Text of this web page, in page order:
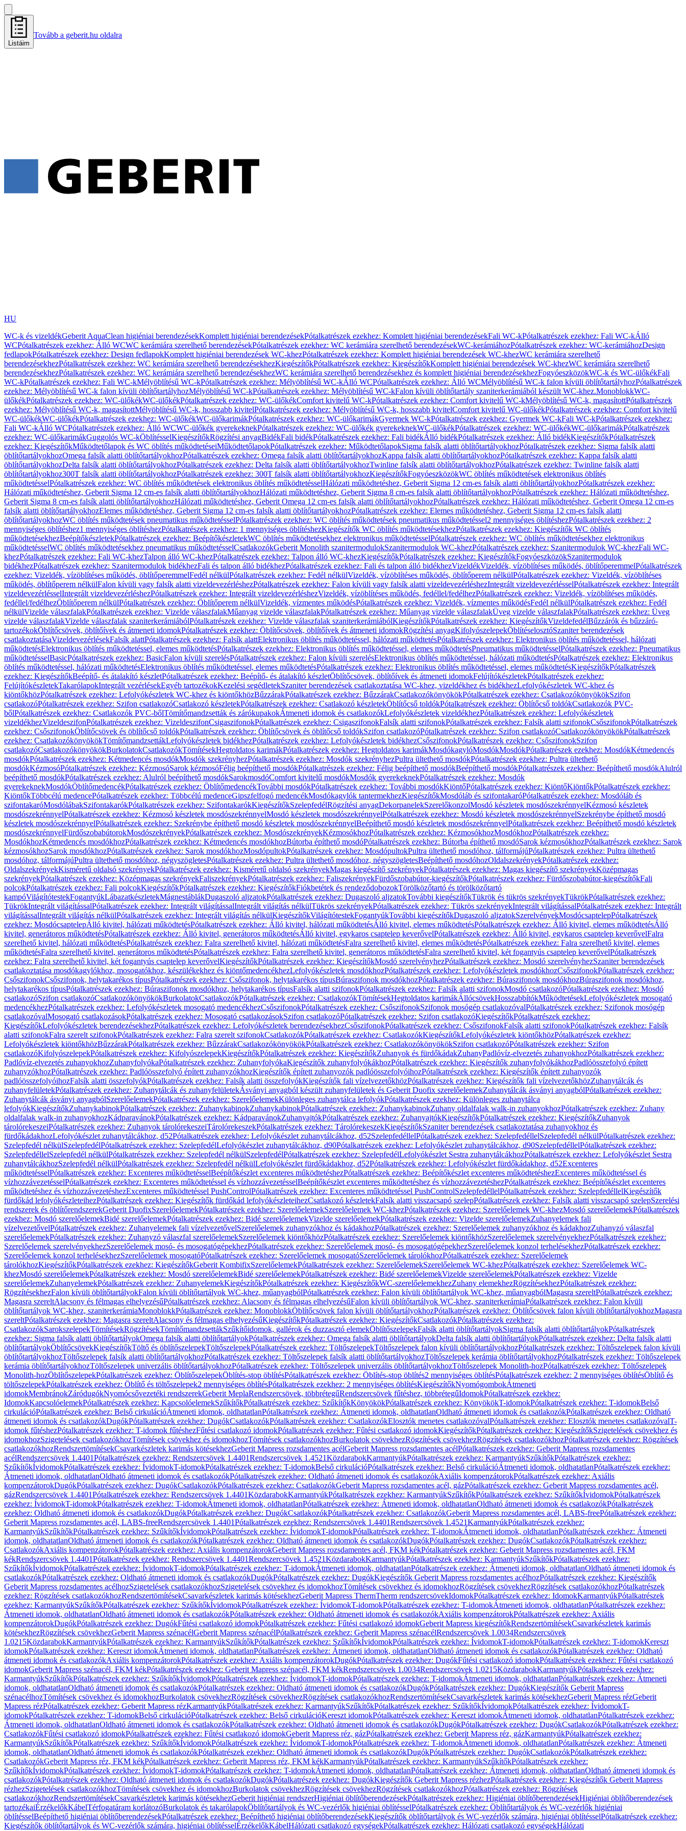
Listáim
Tovább a geberit.hu oldalra
HU
WC-k és vizeldékGeberit AquaClean higiéniai berendezésekKomplett higiéniai berendezésekPótalkatrészek ezekhez: Komplett higiéniai berendezésekFali WC-kPótalkatrészek ezekhez: Fali WC-kÁlló
WCPótalkatrészek ezekhez: Álló WCWC kerámiára szerelhető berendezésekPótalkatrészek ezekhez: WC kerámiára szerelhető berendezésekWC-kerámiáhozPótalkatrészek ezekhez: WC-kerámiáhozDesign
fedlapokPótalkatrészek ezekhez: Design fedlapokKomplett higiéniai berendezések WC-khezPótalkatrészek ezekhez: Komplett higiéniai berendezések WC-khezWC kerámiára szerelhető
berendezésekhezPótalkatrészek ezekhez: WC kerámiára szerelhető berendezésekhezKiegészítőkPótalkatrészek ezekhez: KiegészítőkKomplett higiéniai berendezések WC-khezWC kerámiára szerelhető
berendezésekhezPótalkatrészek ezekhez: WC kerámiára szerelhető berendezésekhezWC kerámiára szerelhető berendezésekhez és komplett higiéniai berendezésekhezFogyóeszközökWC-k és WC-ülőkékFali
WC-kPótalkatrészek ezekhez: Fali WC-kMélyöblítésű WC-kPótalkatrészek ezekhez: Mélyöblítésű WC-kÁlló WCPótalkatrészek ezekhez: Álló WCMélyöblítésű WC-k falon kívüli öblítőtartályhozPótalkatrészek
ezekhez: Mélyöblítésű WC-k falon kívüli öblítőtartályhozMélyöblítésű WC-kPótalkatrészek ezekhez: Mélyöblítésű WC-kFalon kívüli öblítőtartály szaniterkerámiából készült WC-khez.MonoblokkWC-
ülőkékPótalkatrészek ezekhez: WC-ülőkékWC-ülőkékPótalkatrészek ezekhez: WC-ülőkékComfort kivitelű WC-kPótalkatrészek ezekhez: Comfort kivitelű WC-kMélyöblítésű WC-k, magasítottPótalkatrészek
ezekhez: Mélyöblítésű WC-k, magasítottMélyöblítésű WC-k, hosszabb kivitelPótalkatrészek ezekhez: Mélyöblítésű WC-k, hosszabb kivitelComfort kivitelű WC-ülőkékPótalkatrészek ezekhez: Comfort kivitelű
WC-ülőkékWC-ülőkékPótalkatrészek ezekhez: WC-ülőkékWC-ülőkarimákPótalkatrészek ezekhez: WC-ülőkarimákGyermek WC-kPótalkatrészek ezekhez: Gyermek WC-kFali WC-kPótalkatrészek ezekhez:
Fali WC-kÁlló WCPótalkatrészek ezekhez: Álló WCWC-ülőkék gyerekeknekPótalkatrészek ezekhez: WC-ülőkék gyerekeknekWC-ülőkékPótalkatrészek ezekhez: WC-ülőkékWC-ülőkarimákPótalkatrészek
ezekhez: WC-ülőkarimákGuggolós WC-kÖblítésselKiegészítőkRögzítési anyagBidékFali bidékPótalkatrészek ezekhez: Fali bidékÁlló bidékPótalkatrészek ezekhez: Álló bidékKiegészítőkPótalkatrészek
ezekhez: KiegészítőkMűködtetőlapok és WC öblítés működtetéseiMűködtetőlapokPótalkatrészek ezekhez: MűködtetőlapokSigma falsík alatti öblítőtartályokhozPótalkatrészek ezekhez: Sigma falsík alatti
öblítőtartályokhozOmega falsík alatti öblítőtartályokhozPótalkatrészek ezekhez: Omega falsík alatti öblítőtartályokhozKappa falsík alatti öblítőtartályokhozPótalkatrészek ezekhez: Kappa falsík alatti
öblítőtartályokhozDelta falsík alatti öblítőtartályokhozPótalkatrészek ezekhez: Delta falsík alatti öblítőtartályokhozTwinline falsík alatti öblítőtartályokhozPótalkatrészek ezekhez: Twinline falsík alatti
öblítőtartályokhoz300T falsík alatti öblítőtartályokhozPótalkatrészek ezekhez: 300T falsík alatti öblítőtartályokhozKiegészítőkFogyóeszközökWC öblítés működtetések elektronikus öblítés
működtetésselPótalkatrészek ezekhez: WC öblítés működtetések elektronikus öblítés működtetésselHálózati működtetéshez, Geberit Sigma 12 cm-es falsík alatti öblítőtartályokhozPótalkatrészek ezekhez:
Hálózati működtetéshez, Geberit Sigma 12 cm-es falsík alatti öblítőtartályokhozHálózati működtetéshez, Geberit Sigma 8 cm-es falsík alatti öblítőtartályokhozPótalkatrészek ezekhez: Hálózati működtetéshez,
Geberit Sigma 8 cm-es falsík alatti öblítőtartályokhozHálózati működtetéshez, Geberit Omega 12 cm-es falsík alatti öblítőtartályokhozPótalkatrészek ezekhez: Hálózati működtetéshez, Geberit Omega 12 cm-es
falsík alatti öblítőtartályokhozElemes működtetéshez, Geberit Sigma 12 cm-es falsík alatti öblítőtartályokhozPótalkatrészek ezekhez: Elemes működtetéshez, Geberit Sigma 12 cm-es falsík alatti
öblítőtartályokhozWC öblítés működtetések pneumatikus működtetésselPótalkatrészek ezekhez: WC öblítés működtetések pneumatikus működtetéssel2 mennyiséges öblítéshezPótalkatrészek ezekhez: 2
mennyiséges öblítéshez1 mennyiséges öblítéshezPótalkatrészek ezekhez: 1 mennyiséges öblítéshezKiegészítők WC öblítés működtetésekhezPótalkatrészek ezekhez: Kiegészítők WC öblítés
működtetésekhezBeépítőkészletekPótalkatrészek ezekhez: BeépítőkészletekWC öblítés működtetésekhez elektronikus működtetésselPótalkatrészek ezekhez: WC öblítés működtetésekhez elektronikus
működtetésselWC öblítés működtetésekhez pneumatikus működtetésselCsatlakozókGeberit Monolith szanitermodulokSzanitermodulok WC-khezPótalkatrészek ezekhez: Szanitermodulok WC-khezFali WC-
khezPótalkatrészek ezekhez: Fali WC-khezTalpon álló WC-khezPótalkatrészek ezekhez: Talpon álló WC-khezKiegészítőkPótalkatrészek ezekhez: KiegészítőkFogyóeszközökSzanitermodulok
bidékhezPótalkatrészek ezekhez: Szanitermodulok bidékhezFali és talpon álló bidékhezPótalkatrészek ezekhez: Fali és talpon álló bidékhezVizeldékVizeldék, vízöblítéses működés, öblítőperemmelPótalkatrészek
ezekhez: Vizeldék, vízöblítéses működés, öblítőperemmelFedél nélkülPótalkatrészek ezekhez: Fedél nélkülVizeldék, vízöblítéses működés, öblítőperem nélkülPótalkatrészek ezekhez: Vizeldék, vízöblítéses
működés, öblítőperem nélkülFalon kívüli vagy falsík alatti vizeldevezérléshezPótalkatrészek ezekhez: Falon kívüli vagy falsík alatti vizeldevezérléshezIntegrált vizeldevezérlésselPótalkatrészek ezekhez: Integrált
vizeldevezérlésselIntegrált vizeldevezérléshezPótalkatrészek ezekhez: Integrált vizeldevezérléshezVizeldék, vízöblítéses működés, fedéllel/fedélhezPótalkatrészek ezekhez: Vizeldék, vízöblítéses működés,
fedéllel/fedélhezÖblítőperem nélkülPótalkatrészek ezekhez: Öblítőperem nélkülVizeldék, vízmentes működésPótalkatrészek ezekhez: Vizeldék, vízmentes működésFedél nélkülPótalkatrészek ezekhez: Fedél
nélkülVizelde válaszfalakPótalkatrészek ezekhez: Vizelde válaszfalakMűanyag vizelde válaszfalakPótalkatrészek ezekhez: Műanyag vizelde válaszfalakÜveg vizelde válaszfalakPótalkatrészek ezekhez: Üveg
vizelde válaszfalakVizelde válaszfalak szaniterkerámiábólPótalkatrészek ezekhez: Vizelde válaszfalak szaniterkerámiábólKiegészítőkPótalkatrészek ezekhez: KiegészítőkVizeldefedélBűzzárók és bűzzáró-
tartozékokÖblítőcsövek, öblítőívek és átmeneti idomokPótalkatrészek ezekhez: Öblítőcsövek, öblítőívek és átmeneti idomokRögzítési anyagKifolyószelepekÖblítéselosztóSzaniter berendezések
csatlakoztatásaVizeldevezérlésekFalsík alattPótalkatrészek ezekhez: Falsík alattElektronikus öblítés működtetéssel, hálózati működtetésPótalkatrészek ezekhez: Elektronikus öblítés működtetéssel, hálózati
működtetésElektronikus öblítés működtetéssel, elemes működtetésPótalkatrészek ezekhez: Elektronikus öblítés működtetéssel, elemes működtetésPneumatikus működtetésselPótalkatrészek ezekhez: Pneumatikus
működtetésselBasicPótalkatrészek ezekhez: BasicFalon kívüli szerelésPótalkatrészek ezekhez: Falon kívüli szerelésElektronikus öblítés működtetéssel, hálózati működtetésPótalkatrészek ezekhez: Elektronikus
öblítés működtetéssel, hálózati működtetésElektronikus öblítés működtetéssel, elemes működtetésPótalkatrészek ezekhez: Elektronikus öblítés működtetéssel, elemes működtetésKiegészítőkPótalkatrészek
ezekhez: KiegészítőkBeépítő- és átalakító készletPótalkatrészek ezekhez: Beépítő- és átalakító készletÖblítőcsövek, öblítőívek és átmeneti idomokFelújítókészletekPótalkatrészek ezekhez:
FelújítókészletekTakarólapokIntegrált vezérlésekEgyéb tartozékokKezelési segédletekSzaniter berendezések csatlakoztatása WC-khez, vizeldékhez és bidékhezLefolyókészletek WC-khez és
kiöntőkhözPótalkatrészek ezekhez: Lefolyókészletek WC-khez és kiöntőkhözBűzzárakPótalkatrészek ezekhez: BűzzárakCsatlakozókönyökökPótalkatrészek ezekhez: CsatlakozókönyökökSzifon
csatlakozóPótalkatrészek ezekhez: Szifon csatlakozóCsatlakozó készletekPótalkatrészek ezekhez: Csatlakozó készletekÖblítőcső toldókPótalkatrészek ezekhez: Öblítőcső toldókCsatlakozók PVC-
bőlPótalkatrészek ezekhez: Csatlakozók PVC-bőlTömítőmandzsetták és zárókupakokÁtmeneti idomok és csatlakozókLefolyókészletek vizeldékhezPótalkatrészek ezekhez: Lefolyókészletek
vizeldékhezVizeldeszifonPótalkatrészek ezekhez: VizeldeszifonCsigaszifonokPótalkatrészek ezekhez: CsigaszifonokFalsík alatti szifonokPótalkatrészek ezekhez: Falsík alatti szifonokCsőszifonokPótalkatrészek
ezekhez: CsőszifonokÖblítőcsövek és öblítőcső toldókPótalkatrészek ezekhez: Öblítőcsövek és öblítőcső toldókSzifon csatlakozóPótalkatrészek ezekhez: Szifon csatlakozóCsatlakozókönyökökPótalkatrészek
ezekhez: CsatlakozókönyökökTömítőmandzsettákLefolyókészletek bidékhezPótalkatrészek ezekhez: Lefolyókészletek bidékhezCsőszifonokPótalkatrészek ezekhez: CsőszifonokSzifon
csatlakozóCsatlakozókönyökökBurkolatokCsatlakozókTömítésekHegtoldatos karimákPótalkatrészek ezekhez: Hegtoldatos karimákMosdókagylóMosdókMosdókPótalkatrészek ezekhez: MosdókKétmedencés
mosdókPótalkatrészek ezekhez: Kétmedencés mosdókMosdók szekrényhezPótalkatrészek ezekhez: Mosdók szekrényhezPultra ültethető mosdókPótalkatrészek ezekhez: Pultra ültethető
mosdókKézmosóPótalkatrészek ezekhez: KézmosóSarok kézmosóFélig beépíthető mosdókPótalkatrészek ezekhez: Félig beépíthető mosdókBeépíthető mosdókPótalkatrészek ezekhez: Beépíthető mosdókAlulról
beépíthető mosdókPótalkatrészek ezekhez: Alulról beépíthető mosdókSarokmosdóComfort kivitelű mosdókMosdók gyerekeknekPótalkatrészek ezekhez: Mosdók
gyerekeknekMosdókÖblítőmedencékPótalkatrészek ezekhez: ÖblítőmedencékTovábbi mosdókPótalkatrészek ezekhez: További mosdókKiöntőPótalkatrészek ezekhez: KiöntőKiöntőkPótalkatrészek ezekhez:
KiöntőkTöbbcélú medencePótalkatrészek ezekhez: Többcélú medenceGipszfelfogó medencékMosdókagylók tantermekhezKiegészítőkMosdóláb és szifontakaróPótalkatrészek ezekhez: Mosdóláb és
szifontakaróMosdólábakSzifontakarókPótalkatrészek ezekhez: SzifontakarókKiegészítőkSzelepfedélRögzítési anyagDekorpanelekSzerelőkonzolMosdó készletek mosdószekrénnyelKézmosó készletek
mosdószekrénnyelPótalkatrészek ezekhez: Kézmosó készletek mosdószekrénnyelMosdó készletek mosdószekrénnyelPótalkatrészek ezekhez: Mosdó készletek mosdószekrénnyelSzekrénybe építhető mosdó
készletek mosdószekrénnyelPótalkatrészek ezekhez: Szekrénybe építhető mosdó készletek mosdószekrénnyelBeépíthető mosdó készletek mosdószekrénnyelPótalkatrészek ezekhez: Beépíthető mosdó készletek
mosdószekrénnyelFürdőszobabútorokMosdószekrényekPótalkatrészek ezekhez: MosdószekrényekKézmosókhozPótalkatrészek ezekhez: KézmosókhozMosdókhozPótalkatrészek ezekhez:
MosdókhozKétmedencés mosdókhozPótalkatrészek ezekhez: Kétmedencés mosdókhozBútorba építhető mosdóPótalkatrészek ezekhez: Bútorba építhető mosdóSarok kézmosókhozPótalkatrészek ezekhez: Sarok
kézmosókhozSarok mosdókhozPótalkatrészek ezekhez: Sarok mosdókhozMosdópultokPótalkatrészek ezekhez: MosdópultokPultra ültethető mosdóhoz, tálformájúPótalkatrészek ezekhez: Pultra ültethető
mosdóhoz, tálformájúPultra ültethető mosdóhoz, négyszögletesPótalkatrészek ezekhez: Pultra ültethető mosdóhoz, négyszögletesBeépíthető mosdóhozOldalszekrényekPótalkatrészek ezekhez:
OldalszekrényekKisméretű oldalsó szekrényekPótalkatrészek ezekhez: Kisméretű oldalsó szekrényekMagas kiegészítő szekrényekPótalkatrészek ezekhez: Magas kiegészítő szekrényekKözépmagas
szekrényekPótalkatrészek ezekhez: Középmagas szekrényekFaliszekrényekPótalkatrészek ezekhez: FaliszekrényekFürdőszobabútor-kiegészítőkPótalkatrészek ezekhez: Fürdőszobabútor-kiegészítőkFali
polcokPótalkatrészek ezekhez: Fali polcokKiegészítőkPótalkatrészek ezekhez: KiegészítőkFiókbetétek és rendeződobozokTörölközőtartó és törölközőtartó
kampóVilágítótestekFogantyúkLábazatkészletekMágnestáblákDugaszoló aljzatokPótalkatrészek ezekhez: Dugaszoló aljzatokTovábbi kiegészítőkTükrök és tükrös szekrényekTükrökPótalkatrészek ezekhez:
TükrökIntegrált világítássalPótalkatrészek ezekhez: Integrált világítássalIntegrált világítás nélkülTükrös szekrényekPótalkatrészek ezekhez: Tükrös szekrényekIntegrált világítássalPótalkatrészek ezekhez: Integrált
világítássalIntegrált világítás nélkülPótalkatrészek ezekhez: Integrált világítás nélkülKiegészítőkVilágítótestekFogantyúkTovábbi kiegészítőkDugaszoló aljzatokSzerelvényekMosdócsaptelepPótalkatrészek
ezekhez: MosdócsaptelepÁlló kivitel, hálózati működtetésPótalkatrészek ezekhez: Álló kivitel, hálózati működtetésÁlló kivitel, elemes működtetésPótalkatrészek ezekhez: Álló kivitel, elemes működtetésÁlló
kivitel, generátoros működtetésPótalkatrészek ezekhez: Álló kivitel, generátoros működtetésÁlló kivitel, egykaros csaptelep keverővelPótalkatrészek ezekhez: Álló kivitel, egykaros csaptelep keverővelFalra
szerelhető kivitel, hálózati működtetésPótalkatrészek ezekhez: Falra szerelhető kivitel, hálózati működtetésFalra szerelhető kivitel, elemes működtetésPótalkatrészek ezekhez: Falra szerelhető kivitel, elemes
működtetésFalra szerelhető kivitel, generátoros működtetésPótalkatrészek ezekhez: Falra szerelhető kivitel, generátoros működtetésFalra szerelhető kivitel, két fogantyús csaptelep keverővelPótalkatrészek
ezekhez: Falra szerelhető kivitel, két fogantyús csaptelep keverővelKiegészítőkPótalkatrészek ezekhez: KiegészítőkMosdó szerelvényhezPótalkatrészek ezekhez: Mosdó szerelvényhezSzaniter berendezések
csatlakoztatása mosdókagylókhoz, mosogatókhoz, készülékekhez és kiöntőmedencékhezLefolyókészletek mosdókhozPótalkatrészek ezekhez: Lefolyókészletek mosdókhozCsőszifonokPótalkatrészek ezekhez:
CsőszifonokCsőszifonok, helytakarékos típusPótalkatrészek ezekhez: Csőszifonok, helytakarékos típusBúraszifonok mosdókhozPótalkatrészek ezekhez: Búraszifonok mosdókhozBúraszifonok mosdókhoz,
helytakarékos típusPótalkatrészek ezekhez: Búraszifonok mosdókhoz, helytakarékos típusFalsík alatti szifonokPótalkatrészek ezekhez: Falsík alatti szifonokMosdó csatlakozóPótalkatrészek ezekhez: Mosdó
csatlakozóSzifon csatlakozóCsatlakozókönyökökBurkolatokCsatlakozókPótalkatrészek ezekhez: CsatlakozókTömítésekHegtoldatos karimákÁllócsövekHosszabbítókMűködtetésekLefolyókészletek mosogató
medencékhezPótalkatrészek ezekhez: Lefolyókészletek mosogató medencékhezCsőszifonokPótalkatrészek ezekhez: CsőszifonokSzifonok mosógép csatlakozóvalPótalkatrészek ezekhez: Szifonok mosógép
csatlakozóvalMosogató csatlakozásokPótalkatrészek ezekhez: Mosogató csatlakozásokSzifon csatlakozóPótalkatrészek ezekhez: Szifon csatlakozóKiegészítőkPótalkatrészek ezekhez:
KiegészítőkLefolyókészletek berendezésekhezPótalkatrészek ezekhez: Lefolyókészletek berendezésekhezCsőszifonokPótalkatrészek ezekhez: CsőszifonokFalsík alatti szifonokPótalkatrészek ezekhez: Falsík
alatti szifonokFalra szerelt szifonokPótalkatrészek ezekhez: Falra szerelt szifonokCsatlakozókPótalkatrészek ezekhez: CsatlakozókKiegészítőkLefolyókészletek kiöntőkhözPótalkatrészek ezekhez:
Lefolyókészletek kiöntőkhözBűzzárakPótalkatrészek ezekhez: BűzzárakCsatlakozókönyökökPótalkatrészek ezekhez: CsatlakozókönyökökSzifon csatlakozóPótalkatrészek ezekhez: Szifon
csatlakozóKifolyószelepekPótalkatrészek ezekhez: KifolyószelepekKiegészítőkPótalkatrészek ezekhez: KiegészítőkZuhanyok és fürdőkádakZuhanyPadlóvíz-elvezetés zuhanyokhozPótalkatrészek ezekhez:
Padlóvíz-elvezetés zuhanyokhozZuhanyfolyókaPótalkatrészek ezekhez: ZuhanyfolyókaKiegészítők zuhanyfolyókákhozPótalkatrészek ezekhez: Kiegészítők zuhanyfolyókákhozPadlóösszefolyó épített
zuhanyzókhozPótalkatrészek ezekhez: Padlóösszefolyó épített zuhanyzókhozKiegészítők épített zuhanyozók padlóösszefolyóihozPótalkatrészek ezekhez: Kiegészítők épített zuhanyozók
padlóösszefolyóihozFalsík alatti összefolyókPótalkatrészek ezekhez: Falsík alatti összefolyókKiegészítők fali vízelvezetőkhözPótalkatrészek ezekhez: Kiegészítők fali vízelvezetőkhözZuhanytálcák és
zuhanyfelületekPótalkatrészek ezekhez: Zuhanytálcák és zuhanyfelületekÁsványi anyagból készült zuhanyfelületek és Geberit Duofix szerelőelemekZuhanytálcák ásványi anyagbólPótalkatrészek ezekhez:
Zuhanytálcák ásványi anyagbólSzerelőelemekPótalkatrészek ezekhez: SzerelőelemekKülönleges zuhanytálca lefolyókPótalkatrészek ezekhez: Különleges zuhanytálca
lefolyókKiegészítőkZuhanykabinokPótalkatrészek ezekhez: ZuhanykabinokZuhanykabinokPótalkatrészek ezekhez: ZuhanykabinokZuhany oldalfalak walk-in zuhanyokhozPótalkatrészek ezekhez: Zuhany
oldalfalak walk-in zuhanyokhozKádparavánokPótalkatrészek ezekhez: KádparavánokZuhanyajtókPótalkatrészek ezekhez: ZuhanyajtókKiegészítőkPótalkatrészek ezekhez: KiegészítőkZuhanyok
tárolórekeszeiPótalkatrészek ezekhez: Zuhanyok tárolórekeszeiTárolórekeszekPótalkatrészek ezekhez: TárolórekeszekKiegészítőkSzaniter berendezések csatlakoztatása zuhanyokhoz és
fürdőkádakhozLefolyókészlet zuhanytálcákhoz, d52Pótalkatrészek ezekhez: Lefolyókészlet zuhanytálcákhoz, d52SzelepfedéllelPótalkatrészek ezekhez: SzelepfedéllelSzelepfedél nélkülPótalkatrészek ezekhez:
Szelepfedél nélkülSzelepfedélPótalkatrészek ezekhez: SzelepfedélLefolyókészlet zuhanytálcákhoz, d90Pótalkatrészek ezekhez: Lefolyókészlet zuhanytálcákhoz, d90SzelepfedéllelPótalkatrészek ezekhez:
SzelepfedéllelSzelepfedél nélkülPótalkatrészek ezekhez: Szelepfedél nélkülSzelepfedélPótalkatrészek ezekhez: SzelepfedélLefolyókészlet Sestra zuhanytálcákhozPótalkatrészek ezekhez: Lefolyókészlet Sestra
zuhanytálcákhozSzelepfedél nélkülPótalkatrészek ezekhez: Szelepfedél nélkülLefolyókészlet fürdőkádakhoz, d52Pótalkatrészek ezekhez: Lefolyókészlet fürdőkádakhoz, d52Excenteres
működtetésselPótalkatrészek ezekhez: Excenteres működtetésselBeépítőkészlet excenteres működtetéshezPótalkatrészek ezekhez: Beépítőkészlet excenteres működtetéshezExcenteres működtetéssel és
vízhozzávezetésselPótalkatrészek ezekhez: Excenteres működtetéssel és vízhozzávezetésselBeépítőkészlet excenteres működtetéshez és vízhozzávezetéshezPótalkatrészek ezekhez: Beépítőkészlet excenteres
működtetéshez és vízhozzávezetéshezExcenteres működtetéssel PushControlPótalkatrészek ezekhez: Excenteres működtetéssel PushControlSzelepfedéllelPótalkatrészek ezekhez: SzelepfedéllelKiegészítők
fürdőkád lefolyókészleteihezPótalkatrészek ezekhez: Kiegészítők fürdőkád lefolyókészleteihezCsatlakozó készletekFalsík alatti visszacsapó szelepPótalkatrészek ezekhez: Falsík alatti visszacsapó szelepSzerelési
rendszerek és öblítőrendszerekGeberit DuofixSzerelőelemekPótalkatrészek ezekhez: SzerelőelemekSzerelőelemek WC-khezPótalkatrészek ezekhez: Szerelőelemek WC-khezMosdó szerelőelemekPótalkatrészek
ezekhez: Mosdó szerelőelemekBidé szerelőelemekPótalkatrészek ezekhez: Bidé szerelőelemekVizelde szerelőelemekPótalkatrészek ezekhez: Vizelde szerelőelemekZuhanyelemek fali
vízelvezetővelPótalkatrészek ezekhez: Zuhanyelemek fali vízelvezetővelSzerelőelemek zuhanyzókhoz és kádakhozPótalkatrészek ezekhez: Szerelőelemek zuhanyzókhoz és kádakhozZuhanyzó válaszfal
szerelőelemekPótalkatrészek ezekhez: Zuhanyzó válaszfal szerelőelemekSzerelőelemek kiöntőkhözPótalkatrészek ezekhez: Szerelőelemek kiöntőkhözSzerelőelemek szerelvényekhezPótalkatrészek ezekhez:
Szerelőelemek szerelvényekhezSzerelőelemek mosó- és mosogatógépekhezPótalkatrészek ezekhez: Szerelőelemek mosó- és mosogatógépekhezSzerelőelemek konzol terhelésekhezPótalkatrészek ezekhez:
Szerelőelemek konzol terhelésekhezSzerelőelemek mosogatóPótalkatrészek ezekhez: Szerelőelemek mosogatóSzerelőelemek tárolókhozPótalkatrészek ezekhez: Szerelőelemek
tárolókhozKiegészítőkPótalkatrészek ezekhez: KiegészítőkGeberit KombifixSzerelőelemekPótalkatrészek ezekhez: SzerelőelemekSzerelőelemek WC-khezPótalkatrészek ezekhez: Szerelőelemek WC-
khezMosdó szerelőelemekPótalkatrészek ezekhez: Mosdó szerelőelemekBidé szerelőelemekPótalkatrészek ezekhez: Bidé szerelőelemekVizelde szerelőelemekPótalkatrészek ezekhez: Vizelde
szerelőelemekZuhanyelemekPótalkatrészek ezekhez: ZuhanyelemekKiegészítőkPótalkatrészek ezekhez: KiegészítőkWC-szerelőelemekhezZuhany elemekhezRögzítésekhezPótalkatrészek ezekhez:
RögzítésekhezFalon kívüli öblítőtartályokFalon kívüli öblítőtartályok WC-khez, műanyagbólPótalkatrészek ezekhez: Falon kívüli öblítőtartályok WC-khez, műanyagbólMagasra szereltPótalkatrészek ezekhez:
Magasra szereltAlacsony és félmagas elhelyezésűPótalkatrészek ezekhez: Alacsony és félmagas elhelyezésűFalon kívüli öblítőtartályok WC-khez, szaniterkerámiaPótalkatrészek ezekhez: Falon kívüli
öblítőtartályok WC-khez, szaniterkerámiaMonoblokkPótalkatrészek ezekhez: MonoblokkÖblítőcsövek falon kívüli öblítőtartályokhozPótalkatrészek ezekhez: Öblítőcsövek falon kívüli öblítőtartályokhozMagasra
szereltPótalkatrészek ezekhez: Magasra szereltAlacsony és félmagas elhelyezésűKiegészítőkPótalkatrészek ezekhez: KiegészítőkCsatlakozókPótalkatrészek ezekhez:
CsatlakozókSarokszelepekTömítésekRögzítésekTömítőmandzsettákSzűkítőidomok, gallérok és duzzasztó elemekÖblítőszelepekFalsík alatti öblítőtartályokSigma falsík alatti öblítőtartályokPótalkatrészek
ezekhez: Sigma falsík alatti öblítőtartályokOmega falsík alatti öblítőtartályokPótalkatrészek ezekhez: Omega falsík alatti öblítőtartályokDelta falsík alatti öblítőtartályokPótalkatrészek ezekhez: Delta falsík alatti
öblítőtartályokÖblítőcsövekKiegészítőkTöltő és öblítőszelepekTöltőszelepekPótalkatrészek ezekhez: TöltőszelepekTöltőszelepek falon kívüli öblítőtartályokhozPótalkatrészek ezekhez: Töltőszelepek falon kívüli
öblítőtartályokhozTöltőszelepek falsík alatti öblítőtartályokhozPótalkatrészek ezekhez: Töltőszelepek falsík alatti öblítőtartályokhozTöltőszelepek kerámia öblítőtartályokhozPótalkatrészek ezekhez: Töltőszelepek
kerámia öblítőtartályokhozTöltőszelepek univerzális öblítőtartályokhozPótalkatrészek ezekhez: Töltőszelepek univerzális öblítőtartályokhozTöltőszelepek Monolith-hozPótalkatrészek ezekhez: Töltőszelepek
Monolith-hozÖblítőszelepekPótalkatrészek ezekhez: ÖblítőszelepekÖblítés-stop öblítésPótalkatrészek ezekhez: Öblítés-stop öblítés2 mennyiséges öblítésPótalkatrészek ezekhez: 2 mennyiséges öblítésÖblítő és
töltőszelepekPótalkatrészek ezekhez: Öblítő és töltőszelepek2 mennyiséges öblítésPótalkatrészek ezekhez: 2 mennyiséges öblítésKiegészítőkNyomógombokÁtmeneti
idomokMembránokZáródugókNyomócsővezetéki rendszerekGeberit MeplaRendszercsövek, többrétegűRendszercsövek fűtéshez, többrétegűIdomokPótalkatrészek ezekhez:
IdomokKapcsolóelemekPótalkatrészek ezekhez: KapcsolóelemekSzűkítőkPótalkatrészek ezekhez: SzűkítőkKönyökökPótalkatrészek ezekhez: KönyökökT-idomokPótalkatrészek ezekhez: T-idomokBelső
cirkulációPótalkatrészek ezekhez: Belső cirkulációÁtmeneti idomok, oldhatatlanPótalkatrészek ezekhez: Átmeneti idomok, oldhatatlanOldható átmeneti idomok és csatlakozókPótalkatrészek ezekhez: Oldható
átmeneti idomok és csatlakozókDugókPótalkatrészek ezekhez: DugókCsatlakozókPótalkatrészek ezekhez: CsatlakozókElosztók menetes csatlakozóvalPótalkatrészek ezekhez: Elosztók menetes csatlakozóvalT-
idomok fűtéshezPótalkatrészek ezekhez: T-idomok fűtéshezFűtési csatlakozó idomokPótalkatrészek ezekhez: Fűtési csatlakozó idomokKiegészítőkPótalkatrészek ezekhez: KiegészítőkSzigetelések csövekhez és
idomokhozSzigetelések csatlakozókhozTömítések csövekhez és idomokhozTömítések csatlakozókhozBurkolatok csövekhezRögzítések csövekhezRögzítések csatlakozókhozPótalkatrészek ezekhez: Rögzítések
csatlakozókhozRendszertömítésekCsavarkészletek karimás kötésekhezGeberit Mapress rozsdamentes acélGeberit Mapress rozsdamentes acélPótalkatrészek ezekhez: Geberit Mapress rozsdamentes
acélRendszercsövek 1.4401Pótalkatrészek ezekhez: Rendszercsövek 1.4401Rendszercsövek 1.4521KözdarabokKarmantyúkPótalkatrészek ezekhez: KarmantyúkSzűkítőkPótalkatrészek ezekhez:
SzűkítőkÍvidomokPótalkatrészek ezekhez: ÍvidomokT-idomokPótalkatrészek ezekhez: T-idomokBelső cirkulációPótalkatrészek ezekhez: Belső cirkulációÁtmeneti idomok, oldhatatlanPótalkatrészek ezekhez:
Átmeneti idomok, oldhatatlanOldható átmeneti idomok és csatlakozókPótalkatrészek ezekhez: Oldható átmeneti idomok és csatlakozókAxiális kompenzátorokPótalkatrészek ezekhez: Axiális
kompenzátorokDugókPótalkatrészek ezekhez: DugókCsatlakozókPótalkatrészek ezekhez: CsatlakozókGeberit Mapress rozsdamentes acél, gázPótalkatrészek ezekhez: Geberit Mapress rozsdamentes acél,
gázRendszercsövek 1.4401Pótalkatrészek ezekhez: Rendszercsövek 1.4401KözdarabokKarmantyúkPótalkatrészek ezekhez: KarmantyúkSzűkítőkPótalkatrészek ezekhez: SzűkítőkÍvidomokPótalkatrészek
ezekhez: ÍvidomokT-idomokPótalkatrészek ezekhez: T-idomokÁtmeneti idomok, oldhatatlanPótalkatrészek ezekhez: Átmeneti idomok, oldhatatlanOldható átmeneti idomok és csatlakozókPótalkatrészek
ezekhez: Oldható átmeneti idomok és csatlakozókDugókPótalkatrészek ezekhez: DugókCsatlakozókPótalkatrészek ezekhez: CsatlakozókGeberit Mapress rozsdamentes acél, LABS-freePótalkatrészek ezekhez:
Geberit Mapress rozsdamentes acél, LABS-freeRendszercsövek 1.4401Pótalkatrészek ezekhez: Rendszercsövek 1.4401Rendszercsövek 1.4521KarmantyúkPótalkatrészek ezekhez:
KarmantyúkSzűkítőkPótalkatrészek ezekhez: SzűkítőkÍvidomokPótalkatrészek ezekhez: ÍvidomokT-idomokPótalkatrészek ezekhez: T-idomokÁtmeneti idomok, oldhatatlanPótalkatrészek ezekhez: Átmeneti
idomok, oldhatatlanOldható átmeneti idomok és csatlakozókPótalkatrészek ezekhez: Oldható átmeneti idomok és csatlakozókDugókPótalkatrészek ezekhez: DugókCsatlakozókPótalkatrészek ezekhez:
CsatlakozókAxiális kompenzátorokPótalkatrészek ezekhez: Axiális kompenzátorokGeberit Mapress rozsdamentes acél, FKM kékPótalkatrészek ezekhez: Geberit Mapress rozsdamentes acél, FKM
kékRendszercsövek 1.4401Pótalkatrészek ezekhez: Rendszercsövek 1.4401Rendszercsövek 1.4521KözdarabokKarmantyúkPótalkatrészek ezekhez: KarmantyúkSzűkítőkPótalkatrészek ezekhez:
SzűkítőkÍvidomokPótalkatrészek ezekhez: ÍvidomokT-idomokPótalkatrészek ezekhez: T-idomokÁtmeneti idomok, oldhatatlanPótalkatrészek ezekhez: Átmeneti idomok, oldhatatlanOldható átmeneti idomok és
csatlakozókPótalkatrészek ezekhez: Oldható átmeneti idomok és csatlakozókDugókPótalkatrészek ezekhez: DugókKiegészítők Geberit Mapress rozsdamentes acélhozPótalkatrészek ezekhez: Kiegészítők
Geberit Mapress rozsdamentes acélhozSzigetelések csatlakozókhozSzigetelések csövekhez és idomokhozTömítések csövekhez és idomokhozRögzítések csövekhezRögzítések csatlakozókhozPótalkatrészek
ezekhez: Rögzítések csatlakozókhozRendszertömítésekCsavarkészletek karimás kötésekhezGeberit Mapress ThermTherm rendszercsövekIdomokPótalkatrészek ezekhez: IdomokKarmantyúkPótalkatrészek
ezekhez: KarmantyúkSzűkítőkPótalkatrészek ezekhez: SzűkítőkÍvidomokPótalkatrészek ezekhez: ÍvidomokT-idomokPótalkatrészek ezekhez: T-idomokÁtmeneti idomok, oldhatatlanPótalkatrészek ezekhez:
Átmeneti idomok, oldhatatlanOldható átmeneti idomok és csatlakozókPótalkatrészek ezekhez: Oldható átmeneti idomok és csatlakozókAxiális kompenzátorokPótalkatrészek ezekhez: Axiális
kompenzátorokDugókPótalkatrészek ezekhez: DugókFűtési csatlakozó idomokPótalkatrészek ezekhez: Fűtési csatlakozó idomokGeberit Mapress kiegészítőkRendszertömítésekCsavarkészletek karimás
kötésekhezRögzítések csövekhezGeberit Mapress szénacélGeberit Mapress szénacélPótalkatrészek ezekhez: Geberit Mapress szénacélRendszercsövek 1.0034Rendszercsövek
1.0215KözdarabokKarmantyúkPótalkatrészek ezekhez: KarmantyúkSzűkítőkPótalkatrészek ezekhez: SzűkítőkÍvidomokPótalkatrészek ezekhez: ÍvidomokT-idomokPótalkatrészek ezekhez: T-idomokKereszt
idomokPótalkatrészek ezekhez: Kereszt idomokÁtmeneti idomok, oldhatatlanPótalkatrészek ezekhez: Átmeneti idomok, oldhatatlanOldható átmeneti idomok és csatlakozókPótalkatrészek ezekhez: Oldható
átmeneti idomok és csatlakozókAxiális kompenzátorokPótalkatrészek ezekhez: Axiális kompenzátorokDugókPótalkatrészek ezekhez: DugókFűtési csatlakozó idomokPótalkatrészek ezekhez: Fűtési csatlakozó
idomokGeberit Mapress szénacél, FKM kékPótalkatrészek ezekhez: Geberit Mapress szénacél, FKM kékRendszercsövek 1.0034Rendszercsövek 1.0215KözdarabokKarmantyúkPótalkatrészek ezekhez:
KarmantyúkSzűkítőkPótalkatrészek ezekhez: SzűkítőkÍvidomokPótalkatrészek ezekhez: ÍvidomokT-idomokPótalkatrészek ezekhez: T-idomokÁtmeneti idomok, oldhatatlanPótalkatrészek ezekhez: Átmeneti
idomok, oldhatatlanOldható átmeneti idomok és csatlakozókPótalkatrészek ezekhez: Oldható átmeneti idomok és csatlakozókDugókPótalkatrészek ezekhez: DugókKiegészítők Geberit Mapress
szénacélhozTömítések csövekhez és idomokhozBurkolatok csövekhezRögzítések csövekhezRögzítések csatlakozókhozRendszertömítésekCsavarkészletek karimás kötésekhezGeberit Mapress rézGeberit
Mapress rézPótalkatrészek ezekhez: Geberit Mapress rézKarmantyúkPótalkatrészek ezekhez: KarmantyúkSzűkítőkPótalkatrészek ezekhez: SzűkítőkÍvidomokPótalkatrészek ezekhez: ÍvidomokT-
idomokPótalkatrészek ezekhez: T-idomokBelső cirkulációPótalkatrészek ezekhez: Belső cirkulációKereszt idomokPótalkatrészek ezekhez: Kereszt idomokÁtmeneti idomok, oldhatatlanPótalkatrészek ezekhez:
Átmeneti idomok, oldhatatlanOldható átmeneti idomok és csatlakozókPótalkatrészek ezekhez: Oldható átmeneti idomok és csatlakozókDugókPótalkatrészek ezekhez: DugókCsatlakozókPótalkatrészek ezekhez:
CsatlakozókFűtési csatlakozó idomokPótalkatrészek ezekhez: Fűtési csatlakozó idomokGeberit Mapress réz, gázPótalkatrészek ezekhez: Geberit Mapress réz, gázKarmantyúkPótalkatrészek ezekhez:
KarmantyúkSzűkítőkPótalkatrészek ezekhez: SzűkítőkÍvidomokPótalkatrészek ezekhez: ÍvidomokT-idomokPótalkatrészek ezekhez: T-idomokÁtmeneti idomok, oldhatatlanPótalkatrészek ezekhez: Átmeneti
idomok, oldhatatlanOldható átmeneti idomok és csatlakozókPótalkatrészek ezekhez: Oldható átmeneti idomok és csatlakozókDugókPótalkatrészek ezekhez: DugókCsatlakozókPótalkatrészek ezekhez:
CsatlakozókGeberit Mapress réz, FKM kékPótalkatrészek ezekhez: Geberit Mapress réz, FKM kékKarmantyúkPótalkatrészek ezekhez: KarmantyúkSzűkítőkPótalkatrészek ezekhez:
SzűkítőkÍvidomokPótalkatrészek ezekhez: ÍvidomokT-idomokPótalkatrészek ezekhez: T-idomokÁtmeneti idomok, oldhatatlanPótalkatrészek ezekhez: Átmeneti idomok, oldhatatlanOldható átmeneti idomok és
csatlakozókPótalkatrészek ezekhez: Oldható átmeneti idomok és csatlakozókDugókPótalkatrészek ezekhez: DugókKiegészítők Geberit Mapress rézhezPótalkatrészek ezekhez: Kiegészítők Geberit Mapress
rézhezSzigetelések csatlakozókhozTömítések csövekhez és idomokhozBurkolatok csövekhezRögzítések csövekhezRögzítések csatlakozókhozPótalkatrészek ezekhez: Rögzítések
csatlakozókhozRendszertömítésekCsavarkészletek karimás kötésekhezGeberit higiéniai rendszerHigiéniai öblítőberendezésekPótalkatrészek ezekhez: Higiéniai öblítőberendezésekHigiéniai öblítőberendezések
tartozékaiÉrzékelőkKábelTérfogatáram korlátozóBurkolatok és takarólapokÖblítőtartályok és WC-vezérlők higiéniai öblítésselPótalkatrészek ezekhez: Öblítőtartályok és WC-vezérlők higiéniai
öblítésselBeépíthető higiéniai öblítőberendezésekPótalkatrészek ezekhez: Beépíthető higiéniai öblítőberendezésekKiegészítők öblítőtartályok és WC-vezérlők számára, higiéniai öblítésselPótalkatrészek ezekhez:
Kiegészítők öblítőtartályok és WC-vezérlők számára, higiéniai öblítésselÉrzékelőkKábelHálózati csatlakozó egységekPótalkatrészek ezekhez: Hálózati csatlakozó egységekHálózati